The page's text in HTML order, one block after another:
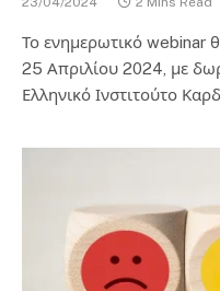
Το ενημερωτικό webinar
25 Απριλίου 2024, με
Ελληνικό Ινστιτούτο